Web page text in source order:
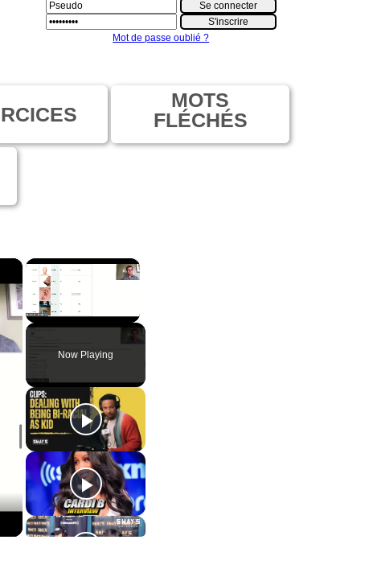
Mot de passe oublié ?
MOTS
FLÉCHÉS
×
Now Playing
×